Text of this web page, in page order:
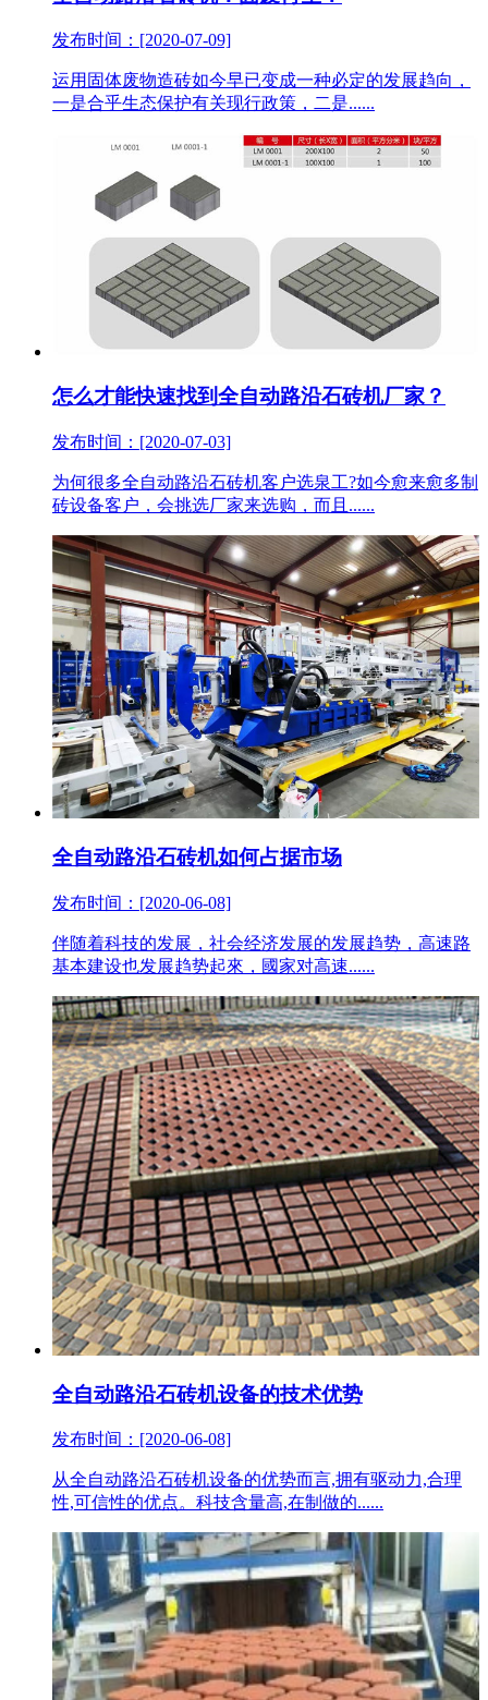
发布时间：[2020-07-09]
运用固体废物造砖如今早已变成一种必定的发展趋向，
一是合乎生态保护有关现行政策，二是......
怎么才能快速找到全自动路沿石砖机厂家？
发布时间：[2020-07-03]
为何很多全自动路沿石砖机客户选泉工?如今愈来愈多制
砖设备客户，会挑选厂家来选购，而且......
全自动路沿石砖机如何占据市场
发布时间：[2020-06-08]
伴随着科技的发展，社会经济发展的发展趋势，高速路
基本建设也发展趋势起來，國家对高速......
全自动路沿石砖机设备的技术优势
发布时间：[2020-06-08]
从全自动路沿石砖机设备的优势而言,拥有驱动力,合理
性,可信性的优点。科技含量高,在制做的......